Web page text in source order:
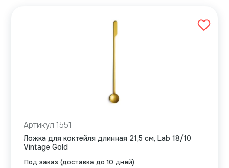
Под заказ (доставка до 10 дней)
Артикул 1551
Ложка для коктейля длинная 21,5 см, Lab 18/10
Vintage Gold